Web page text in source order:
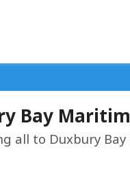
Bay
all to Duxbury